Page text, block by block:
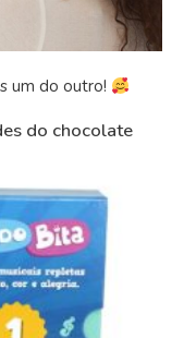
um do outro!
do chocolate